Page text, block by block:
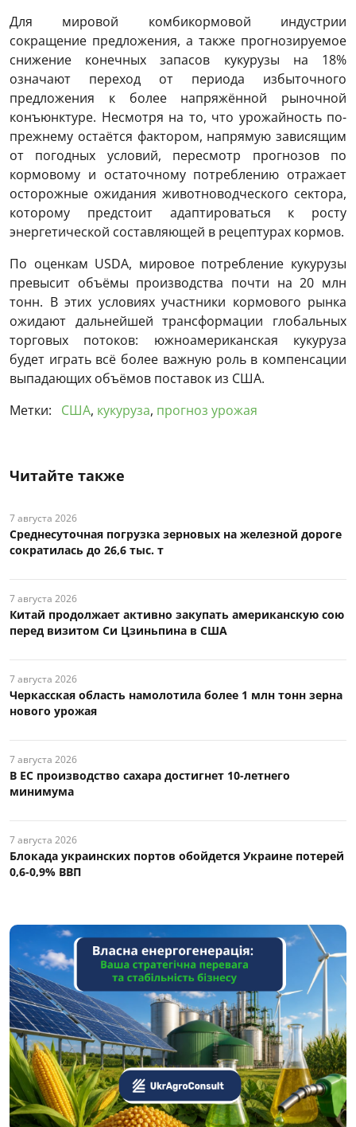
Для мировой комбикормовой индустрии
сокращение предложения, а также прогнозируемое
снижение конечных запасов кукурузы на 18%
означают переход от периода избыточного
предложения к более напряжённой рыночной
конъюнктуре. Несмотря на то, что урожайность по-
прежнему остаётся фактором, напрямую зависящим
от погодных условий, пересмотр прогнозов по
кормовому и остаточному потреблению отражает
осторожные ожидания животноводческого сектора,
которому предстоит адаптироваться к росту
энергетической составляющей в рецептурах кормов.
По оценкам USDA, мировое потребление кукурузы
превысит объёмы производства почти на 20 млн
тонн. В этих условиях участники кормового рынка
ожидают дальнейшей трансформации глобальных
торговых потоков: южноамериканская кукуруза
будет играть всё более важную роль в компенсации
выпадающих объёмов поставок из США.
Метки:
США, кукуруза, прогноз урожая
Читайте также
7 августа 2026
Среднесуточная погрузка зерновых на железной дороге
сократилась до 26,6 тыс. т
7 августа 2026
Китай продолжает активно закупать американскую сою
перед визитом Си Цзиньпина в США
7 августа 2026
Черкасская область намолотила более 1 млн тонн зерна
нового урожая
7 августа 2026
В ЕС производство сахара достигнет 10-летнего
минимума
7 августа 2026
Блокада украинских портов обойдется Украине потерей
0,6-0,9% ВВП